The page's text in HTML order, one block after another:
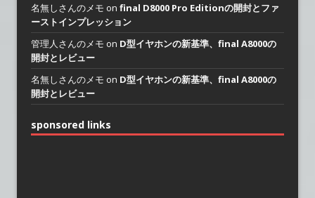
名無しさんのメモ on final D8000 Pro Editionの開封とファ
ーストインプレッション
管理人さんのメモ on D型イヤホンの新基準、final A8000の
開封とレビュー
名無しさんのメモ on D型イヤホンの新基準、final A8000の
開封とレビュー
sponsored links